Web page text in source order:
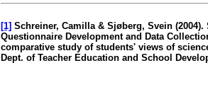
[1] Schreiner, Camilla & Sjøberg, Svein
Questionnaire Development and Data
comparative study of students' views of
Dept. of Teacher Education and School